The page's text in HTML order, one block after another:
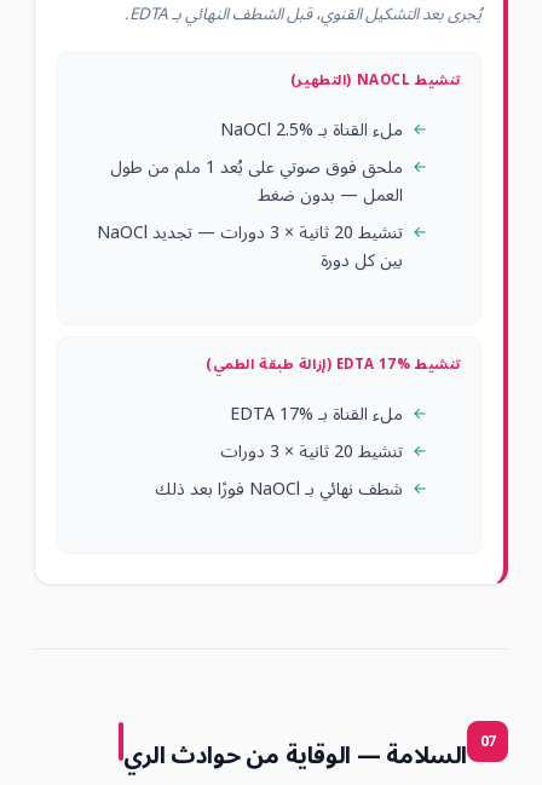
يُجرى بعد التشكيل القنوي، قبل الشطف النهائي بـ EDTA.
تنشيط NAOCL (التطهير)
ملء القناة بـ NaOCl 2.5%
ملحق فوق صوتي على بُعد 1 ملم من طول
العمل — بدون ضغط
تنشيط 20 ثانية × 3 دورات — تجديد NaOCl
بين كل دورة
تنشيط EDTA 17% (إزالة طبقة الطمي)
ملء القناة بـ EDTA 17%
تنشيط 20 ثانية × 3 دورات
شطف نهائي بـ NaOCl فورًا بعد ذلك
07 السلامة — الوقاية من حوادث الري